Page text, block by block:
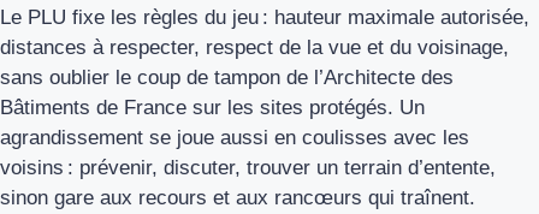
Le PLU fixe les règles du jeu : hauteur maximale autorisée,
distances à respecter, respect de la vue et du voisinage,
sans oublier le coup de tampon de l’Architecte des
Bâtiments de France sur les sites protégés. Un
agrandissement se joue aussi en coulisses avec les
voisins : prévenir, discuter, trouver un terrain d’entente,
sinon gare aux recours et aux rancœurs qui traînent.